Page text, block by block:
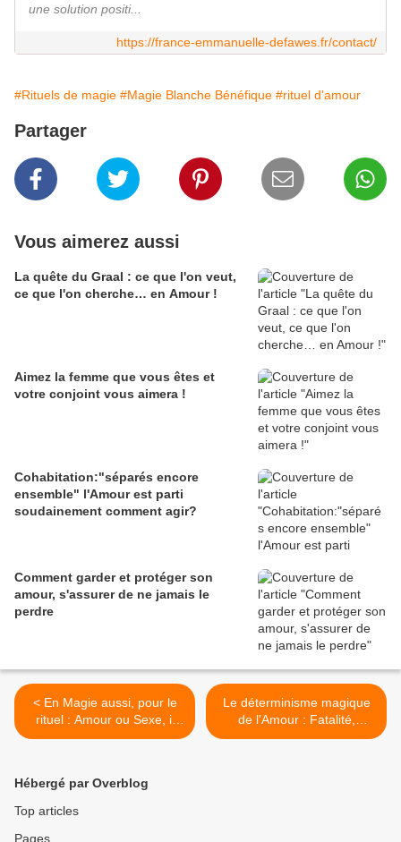
une solution positi...
https://france-emmanuelle-defawes.fr/contact/
#Rituels de magie #Magie Blanche Bénéfique #rituel d'amour
Partager
Vous aimerez aussi
La quête du Graal : ce que l'on veut,
ce que l'on cherche… en Amour !
Aimez la femme que vous êtes et
votre conjoint vous aimera !
Cohabitation:"séparés encore
ensemble" l'Amour est parti
soudainement comment agir?
Comment garder et protéger son
amour, s'assurer de ne jamais le
perdre
< En Magie aussi, pour le
rituel : Amour ou Sexe, il
faut choisir
Le déterminisme magique
de l'Amour : Fatalité,
Destinée ou Hasard ? >
Hébergé par Overblog
Top articles
Pages